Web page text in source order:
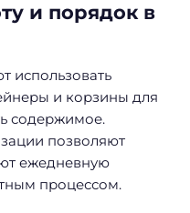
и порядок в
использовать
и корзины для
содержимое.
позволяют
ежедневную
процессом.